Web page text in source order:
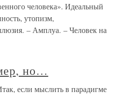
человека». Идеальный
утопизм,
– Амплуа. – Человек на
но…
если мыслить в парадигме